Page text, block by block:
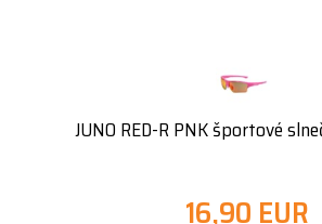
JUNO RED-R PNK športové
16,90 EUR